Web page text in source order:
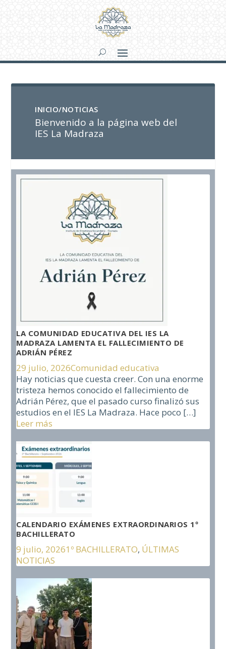
INICIOINICIO/NOTICIAS
Bienvenido a la página web del
IES La Madraza
LA COMUNIDAD EDUCATIVA DEL IES LA
MADRAZA LAMENTA EL FALLECIMIENTO DE
ADRIÁN PÉREZ
29 julio, 2026Comunidad educativa
Hay noticias que cuesta creer. Con una enorme
tristeza hemos conocido el fallecimiento de
Adrián Pérez, que el pasado curso finalizó sus
estudios en el IES La Madraza. Hace poco […]
Leer más
CALENDARIO EXÁMENES EXTRAORDINARIOS 1º
BACHILLERATO
9 julio, 20261º BACHILLERATO, ÚLTIMAS
NOTICIAS